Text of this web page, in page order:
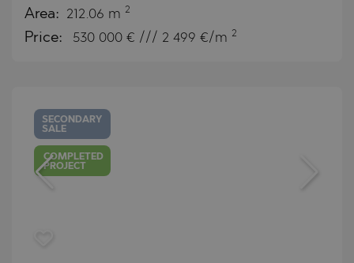
Area: 212.06 m 2
Price: 530 000 € /// 2 499 €/m 2
SECONDARY
SALE
COMPLETED
PROJECT